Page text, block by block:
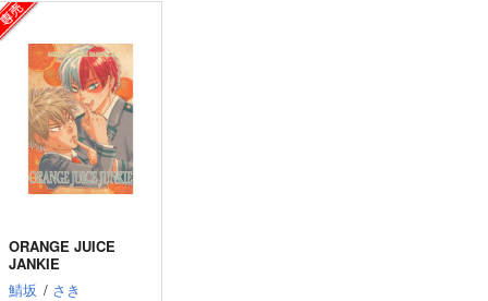
ORANGE JUICE
JANKIE
鯖坂 / さき